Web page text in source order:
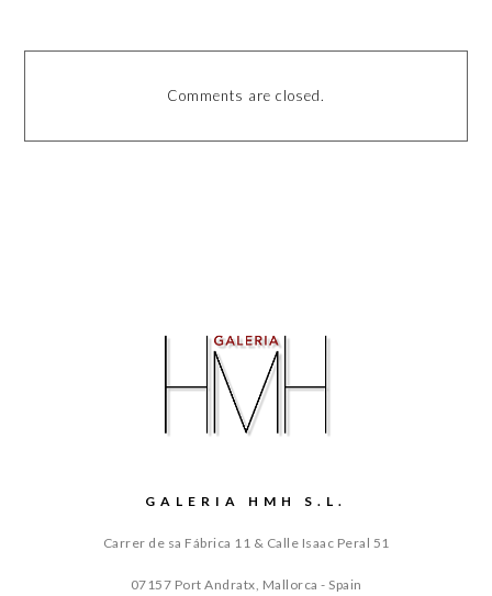
Comments are closed.
GALERIA HMH S.L.
Carrer de sa Fábrica 11 & Calle Isaac Peral 51
07157 Port Andratx, Mallorca - Spain